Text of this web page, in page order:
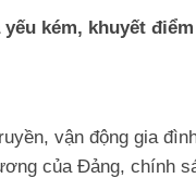
kém, khuyết
vận động gia
của Đảng, chính